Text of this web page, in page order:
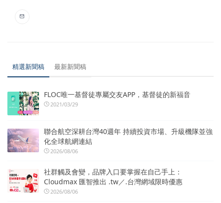
精選新聞稿 最新新聞稿
FLOC唯一基督徒專屬交友APP，基督徒的新福音
2021/03/29
聯合航空深耕台灣40週年 持續投資市場、升級機隊並強
化全球航網連結
2026/08/06
社群觸及會變，品牌入口要掌握在自己手上：
Cloudmax 匯智推出 .tw／.台灣網域限時優惠
2026/08/06